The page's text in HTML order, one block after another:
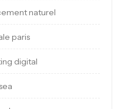
naturel
paris
digital